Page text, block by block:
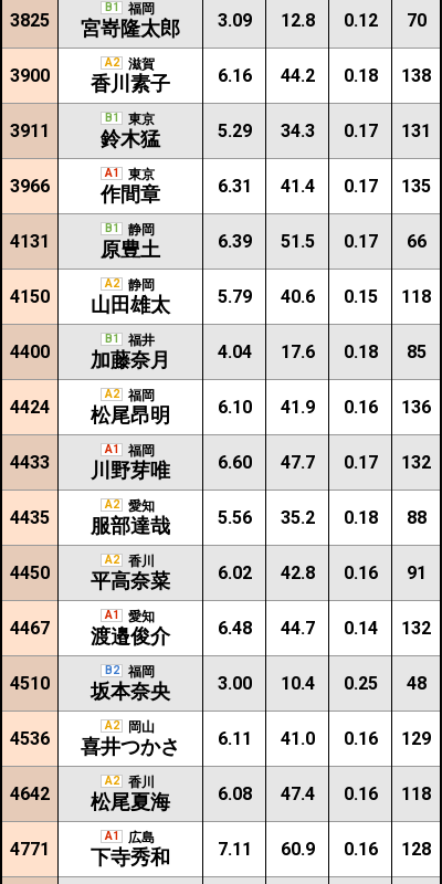
3825
B1 福岡
宮嵜隆太郎 3.09 12.8 0.12 70
3900
A2 滋賀
香川素子 6.16 44.2 0.18 138
3911
B1 東京
鈴木猛 5.29 34.3 0.17 131
3966
A1 東京
作間章 6.31 41.4 0.17 135
4131
B1 静岡
原豊土 6.39 51.5 0.17 66
4150
A2 静岡
山田雄太 5.79 40.6 0.15 118
4400
B1 福井
加藤奈月 4.04 17.6 0.18 85
4424
A2 福岡
松尾昂明 6.10 41.9 0.16 136
4433
A1 福岡
川野芽唯 6.60 47.7 0.17 132
4435
A2 愛知
服部達哉 5.56 35.2 0.18 88
4450
A2 香川
平高奈菜 6.02 42.8 0.16 91
4467
A1 愛知
渡邉俊介 6.48 44.7 0.14 132
4510
B2 福岡
坂本奈央 3.00 10.4 0.25 48
4536
A2 岡山
喜井つかさ 6.11 41.0 0.16 129
4642
A2 香川
松尾夏海 6.08 47.4 0.16 118
4771
A1 広島
下寺秀和 7.11 60.9 0.16 128